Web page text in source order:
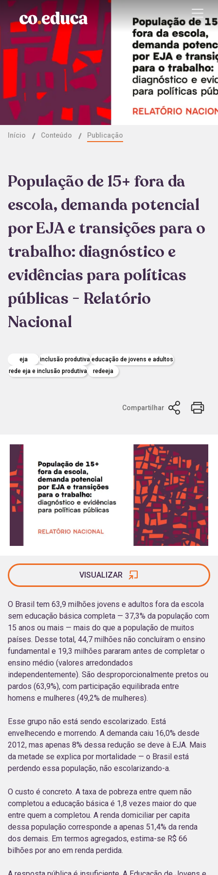
Início Conteúdo Publicação
População de 15+ fora da
escola, demanda potencial
por EJA e transições para o
trabalho: diagnóstico e
evidências para políticas
públicas - Relatório
Nacional
eja inclusão produtiva educação de jovens e adultos
rede eja e inclusão produtiva
redeeja
Compartilhar
VISUALIZAR
O Brasil tem 63,9 milhões jovens e adultos fora da escola
sem educação básica completa — 37,3% da população com
15 anos ou mais — mais do que a população de muitos
países. Desse total, 44,7 milhões não concluíram o ensino
fundamental e 19,3 milhões pararam antes de completar o
ensino médio (valores arredondados
independentemente). São desproporcionalmente pretos ou
pardos (63,9%), com participação equilibrada entre
homens e mulheres (49,2% de mulheres).
Esse grupo não está sendo escolarizado. Está
envelhecendo e morrendo. A demanda caiu 16,0% desde
2012, mas apenas 8% dessa redução se deve à EJA. Mais
da metade se explica por mortalidade — o Brasil está
perdendo essa população, não escolarizando-a.
O custo é concreto. A taxa de pobreza entre quem não
completou a educação básica é 1,8 vezes maior do que
entre quem a completou. A renda domiciliar per capita
dessa população corresponde a apenas 51,4% da renda
dos demais. Em termos agregados, estima-se R$ 66
bilhões por ano em renda perdida.